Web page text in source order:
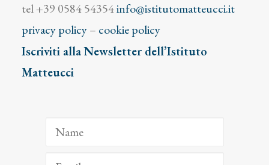
tel +39 0584 54354info@istitutomatteucci.it
privacy policy– cookie policy
Iscriviti alla Newsletter dell’Istituto
Matteucci